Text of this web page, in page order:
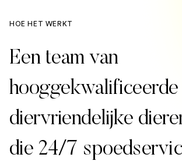
HOE HET WERKT
Een team van
hooggekwalificeerde
diervriendelijke
die 24/7